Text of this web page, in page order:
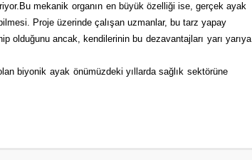
Bu mekanik organın en büyük özelliği ise, gerçek ayak
Proje üzerinde çalışan uzmanlar, bu tarz yapay
olduğunu ancak, kendilerinin bu dezavantajları yarı yarıya
biyonik ayak önümüzdeki yıllarda sağlık sektörüne